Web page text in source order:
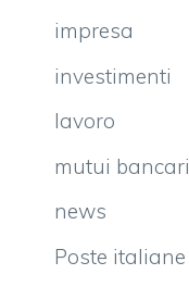
impresa
investimenti
lavoro
mutui bancari
news
Poste italiane